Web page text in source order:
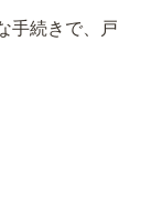
手続きで、戸